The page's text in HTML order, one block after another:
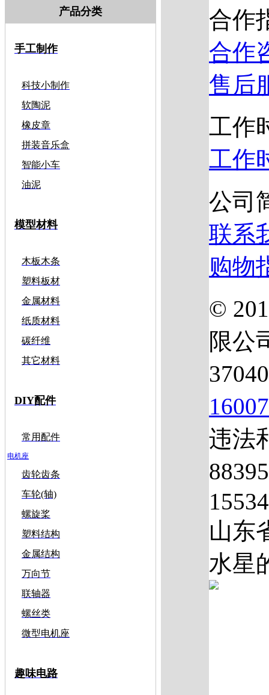
产品分类
手工制作
科技小制作
软陶泥
橡皮章
拼装音乐盒
智能小车
油泥
模型材料
木板木条
塑料板材
金属材料
纸质材料
碳纤维
其它材料
DIY配件
常用配件
电机座
齿轮齿条
车轮(轴)
螺旋桨
塑料结构
金属结构
万向节
联轴器
螺丝类
微型电机座
趣味电路
合作
合作
售后
工作
工作
公司
联系
购物
©
限公
违法
山东
水星